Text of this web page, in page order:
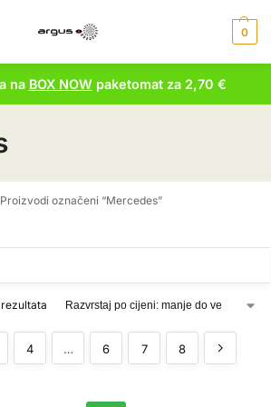
0
na BOX NOWpaketomat za 2,70 €
Proizvodi označeni “Mercedes”
rezultata
4 … 6 7 8